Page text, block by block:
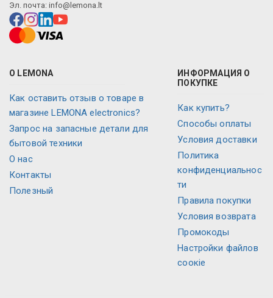
Эл. почта: info@lemona.lt
О LEMONA
Как оставить отзыв о товаре в
магазине LEMONA electronics?
Запрос на запасные детали для
бытовой техники
O нас
Контакты
Полезный
ИНФОРМАЦИЯ О
ПОКУПКЕ
Как купить?
Способы оплаты
Условия доставки
Политика
конфиденциальнос
ти
Правила покупки
Условия возврата
Промокоды
Настройки файлов
соокіе